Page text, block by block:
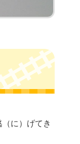
に）げてき